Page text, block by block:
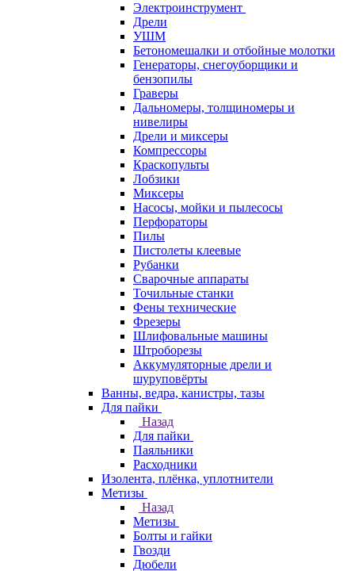
Электроинструмент
Дрели
УШМ
Бетономешалки и отбойные молотки
Генераторы, снегоуборщики и
бензопилы
Граверы
Дальномеры, толщиномеры и
нивелиры
Дрели и миксеры
Компрессоры
Краскопульты
Лобзики
Миксеры
Насосы, мойки и пылесосы
Перфораторы
Пилы
Пистолеты клеевые
Рубанки
Сварочные аппараты
Точильные станки
Фены технические
Фрезеры
Шлифовальные машины
Штроборезы
Аккумуляторные дрели и
шуруповёрты
Ванны, ведра, канистры, тазы
Для пайки
Назад
Для пайки
Паяльники
Расходники
Изолента, плёнка, уплотнители
Метизы
Назад
Метизы
Болты и гайки
Гвозди
Дюбели